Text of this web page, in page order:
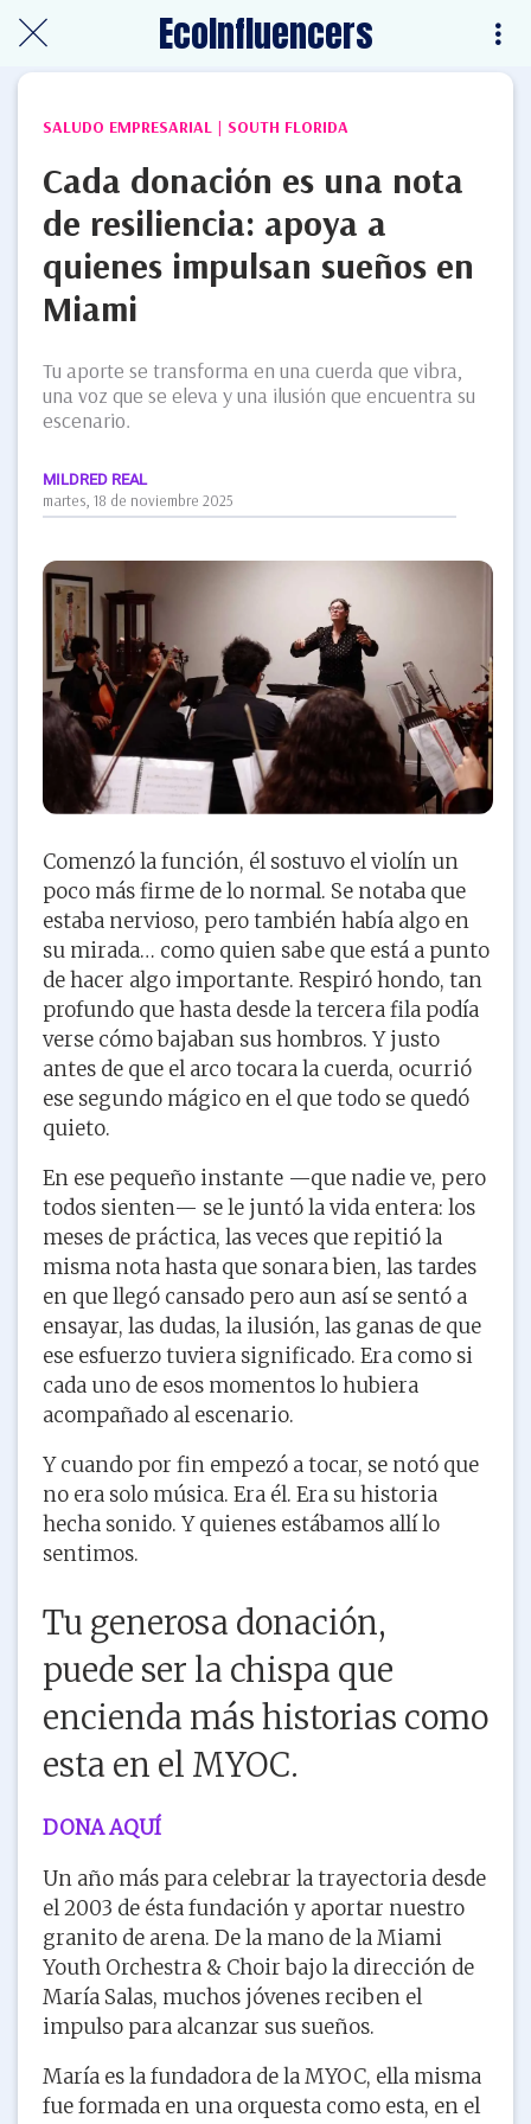
EcoInfluencers
SALUDO EMPRESARIAL | SOUTH FLORIDA
Cada donación es una nota
de resiliencia: apoya a
quienes impulsan sueños en
Miami
Tu aporte se transforma en una cuerda que vibra,
una voz que se eleva y una ilusión que encuentra su
escenario.
MILDRED REAL
martes, 18 de noviembre 2025
Comenzó la función, él sostuvo el violín un
poco más firme de lo normal. Se notaba que
estaba nervioso, pero también había algo en
su mirada… como quien sabe que está a punto
de hacer algo importante. Respiró hondo, tan
profundo que hasta desde la tercera fila podía
verse cómo bajaban sus hombros. Y justo
antes de que el arco tocara la cuerda, ocurrió
ese segundo mágico en el que todo se quedó
quieto.
En ese pequeño instante —que nadie ve, pero
todos sienten— se le juntó la vida entera: los
meses de práctica, las veces que repitió la
misma nota hasta que sonara bien, las tardes
en que llegó cansado pero aun así se sentó a
ensayar, las dudas, la ilusión, las ganas de que
ese esfuerzo tuviera significado. Era como si
cada uno de esos momentos lo hubiera
acompañado al escenario.
Y cuando por fin empezó a tocar, se notó que
no era solo música. Era él. Era su historia
hecha sonido. Y quienes estábamos allí lo
sentimos.
Tu generosa donación,
puede ser la chispa que
encienda más historias como
esta en el MYOC.
DONA AQUÍ
Un año más para celebrar la trayectoria desde
el 2003 de ésta fundación y aportar nuestro
granito de arena. De la mano de la Miami
Youth Orchestra & Choir bajo la dirección de
María Salas, muchos jóvenes reciben el
impulso para alcanzar sus sueños.
María es la fundadora de la MYOC, ella misma
fue formada en una orquesta como esta, en el